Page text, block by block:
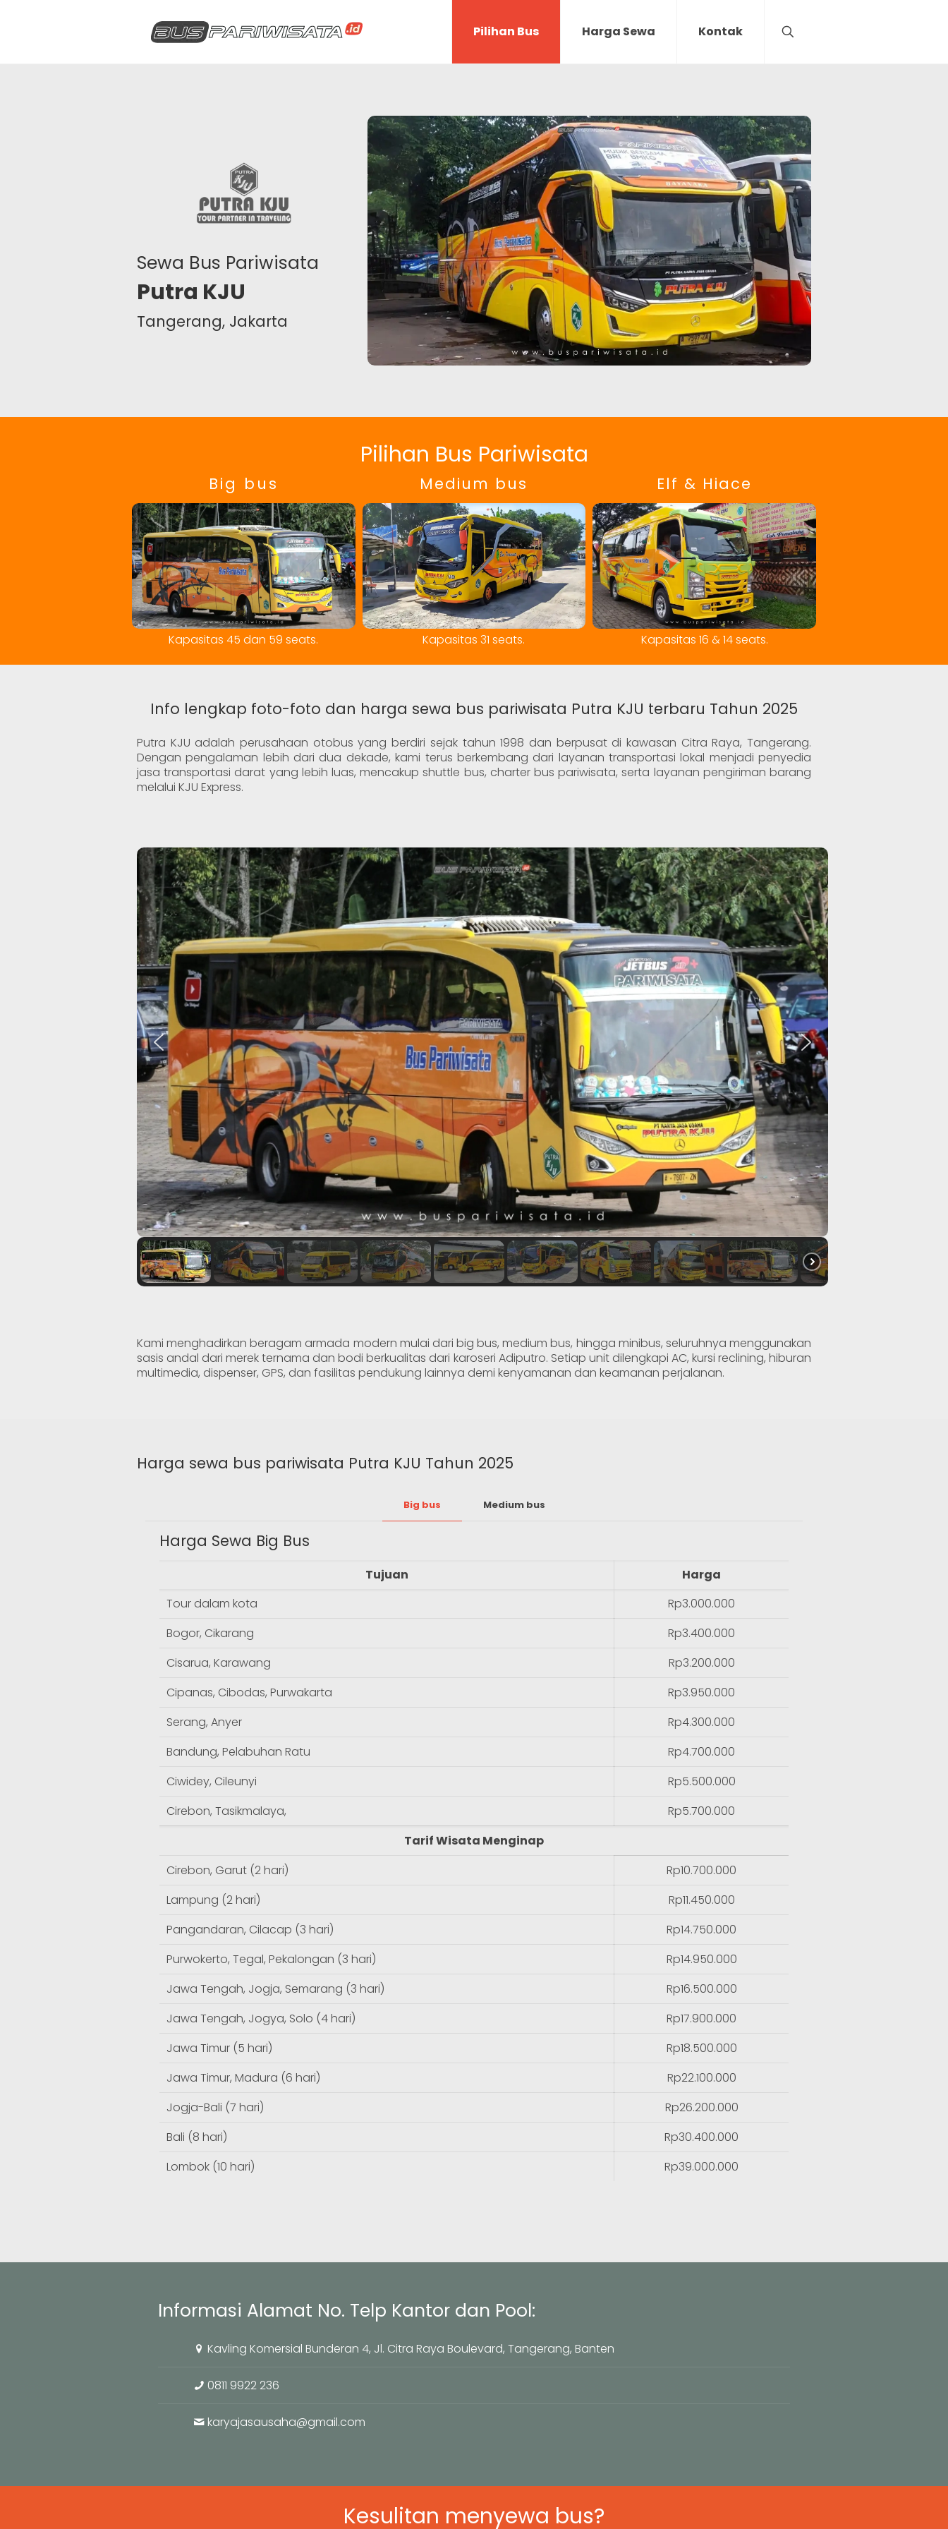
Pilihan Bus Harga Sewa Kontak
Sewa Bus Pariwisata
Putra KJU
Tangerang, Jakarta
Pilihan Bus Pariwisata
Big bus
Kapasitas 45 dan 59 seats.
Medium bus
Kapasitas 31 seats.
Elf & Hiace
Kapasitas 16 & 14 seats.
Info lengkap foto-foto dan harga sewa bus pariwisata Putra KJU terbaru Tahun 2025
Putra KJU adalah perusahaan otobus yang berdiri sejak tahun 1998 dan berpusat di kawasan Citra Raya, Tangerang.
Dengan pengalaman lebih dari dua dekade, kami terus berkembang dari layanan transportasi lokal menjadi penyedia
jasa transportasi darat yang lebih luas, mencakup shuttle bus, charter bus pariwisata, serta layanan pengiriman barang
melalui KJU Express.
Kami menghadirkan beragam armada modern mulai dari big bus, medium bus, hingga minibus, seluruhnya menggunakan
sasis andal dari merek ternama dan bodi berkualitas dari karoseri Adiputro. Setiap unit dilengkapi AC, kursi reclining, hiburan
multimedia, dispenser, GPS, dan fasilitas pendukung lainnya demi kenyamanan dan keamanan perjalanan.
Harga sewa bus pariwisata Putra KJU Tahun 2025
Big bus Medium bus
Harga Sewa Big Bus
Tujuan
Harga
Tour dalam kota
Rp3.000.000
Bogor, Cikarang
Rp3.400.000
Cisarua, Karawang
Rp3.200.000
Cipanas, Cibodas, Purwakarta
Rp3.950.000
Serang, Anyer
Rp4.300.000
Bandung, Pelabuhan Ratu
Rp4.700.000
Ciwidey, Cileunyi
Rp5.500.000
Cirebon, Tasikmalaya,
Rp5.700.000
Tarif Wisata Menginap
Cirebon, Garut (2 hari)
Rp10.700.000
Lampung (2 hari)
Rp11.450.000
Pangandaran, Cilacap (3 hari)
Rp14.750.000
Purwokerto, Tegal, Pekalongan (3 hari)
Rp14.950.000
Jawa Tengah, Jogja, Semarang (3 hari)
Rp16.500.000
Jawa Tengah, Jogya, Solo (4 hari)
Rp17.900.000
Jawa Timur (5 hari)
Rp18.500.000
Jawa Timur, Madura (6 hari)
Rp22.100.000
Jogja-Bali (7 hari)
Rp26.200.000
Bali (8 hari)
Rp30.400.000
Lombok (10 hari)
Rp39.000.000
Informasi Alamat No. Telp Kantor dan Pool:
Kavling Komersial Bunderan 4, Jl. Citra Raya Boulevard, Tangerang, Banten
0811 9922 236
karyajasausaha@gmail.com
Kesulitan menyewa bus?